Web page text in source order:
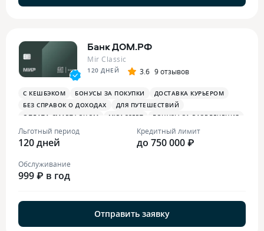
Банк ДОМ.РФ
Mir Classic
120 ДНЕЙ 3.6 9 отзывов
С КЕШБЭКОМ БОНУСЫ ЗА ПОКУПКИ
ДОСТАВКА КУРЬЕРОМ
БЕЗ СПРАВОК О ДОХОДАХ
ДЛЯ ПУТЕШЕСТВИЙ
ОПЛАТА СМАРТФОНОМ
MIRACCEPT
БОНУСЫ ЗА РАЗВЛЕЧЕНИЯ
БОНУСЫ В РЕСТОРАНАХ
Льготный период
120 дней
Кредитный лимит
до 750 000 ₽
Обслуживание
999 ₽ в год
Отправить заявку